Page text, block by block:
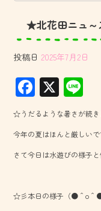
★北花田ニュ
投稿日 2025年7月2日
F
ac
e
b
o
X
☆うだるような暑さが続
今年の夏はほんと厳しい
さて今日は水遊びの様子
☆彡本日の様子（●＾o＾●